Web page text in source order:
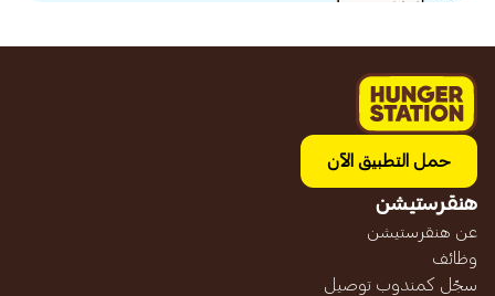
حمل التطبيق الآن
هنقرستيشن
عن هنقرستيشن
وظائف
سجّل كمندوب توصيل